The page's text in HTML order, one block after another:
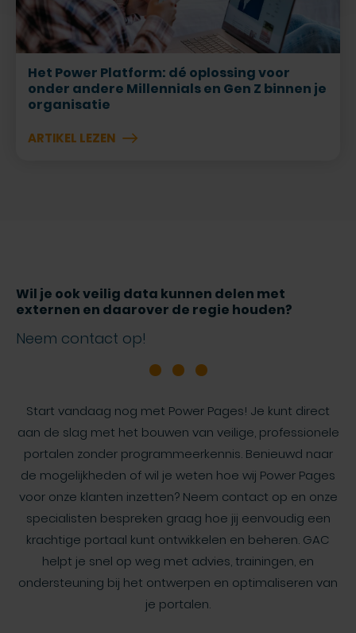
Het Power Platform: dé oplossing voor
onder andere Millennials en Gen Z binnen je
organisatie
ARTIKEL LEZEN
Wil je ook veilig data kunnen delen met
externen en daarover de regie houden?
Neem contact op!
Start vandaag nog met Power Pages! Je kunt direct
aan de slag met het bouwen van veilige, professionele
portalen zonder programmeerkennis. Benieuwd naar
de mogelijkheden of wil je weten hoe wij Power Pages
voor onze klanten inzetten? Neem contact op en onze
specialisten bespreken graag hoe jij eenvoudig een
krachtige portaal kunt ontwikkelen en beheren. GAC
helpt je snel op weg met advies, trainingen, en
ondersteuning bij het ontwerpen en optimaliseren van
je portalen.